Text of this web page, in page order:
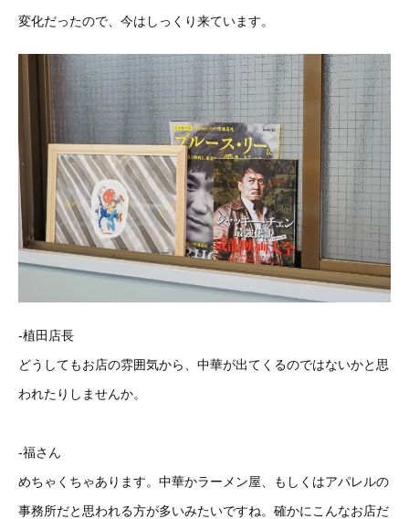
変化だったので、今はしっくり来ています。
-植田店長
どうしてもお店の雰囲気から、中華が出てくるのではないかと思
われたりしませんか。
-福さん
めちゃくちゃあります。中華かラーメン屋、もしくはアパレルの
事務所だと思われる方が多いみたいですね。確かにこんなお店だ